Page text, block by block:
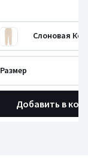
Слоновая
Размер
Добавить в